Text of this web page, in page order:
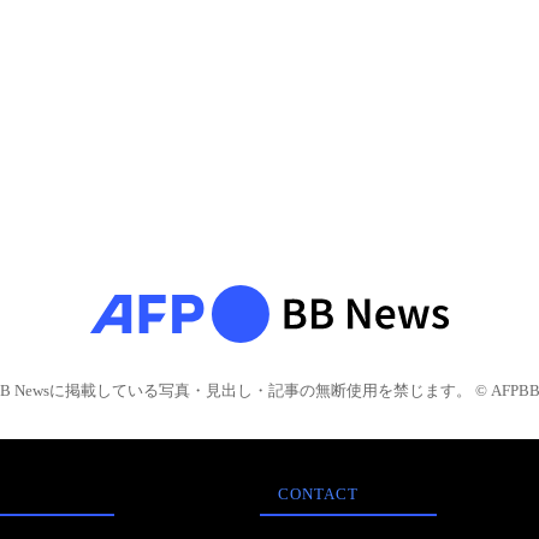
Newsに掲載している写真・見出し・記事の無断使用を禁じます。 © AFPBB
CONTACT